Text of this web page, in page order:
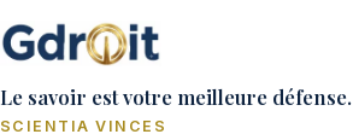
Le savoir est votre meilleure défense.
SCIENTIA VINCES